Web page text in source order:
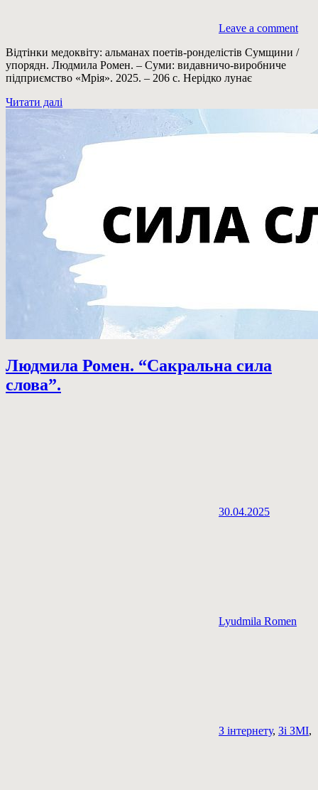
Leave a comment
Відтінки медоквіту: альманах поетів-ронделістів Сумщини /
упорядн. Людмила Ромен. – Суми: видавничо-виробниче
підприємство «Мрія». 2025. – 206 с. Нерідко лунає
Читати далі
Людмила Ромен. “Сакральна сила
слова”.
30.04.2025
Lyudmila Romen
З інтернету, Зі ЗМІ,